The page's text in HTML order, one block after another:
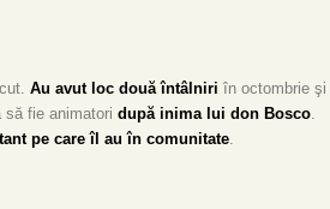
Au avut loc două întâlniri în octombrie şi
să fie animatori după inima lui don Bosco
pe care îl au în comunitate